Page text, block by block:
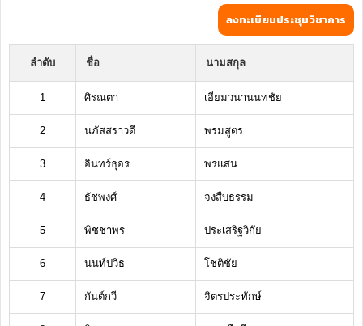
ลงทะเบียนประชุมวิชาการ
ลำดับ ชื่อ นามสกุล
1 ศิรณตา เอี่ยมวนานนทชัย
2 นภัสสราวดี พรมสูตร
3 อินทร์ธุอร พรแสน
4 ธัชพงศ์ จงสืบธรรม
5 พิชชาพร ประเสริฐวิกัย
6 นนท์ปวิธ โชติชัย
7 กันต์กวี จิตรประทักษ์